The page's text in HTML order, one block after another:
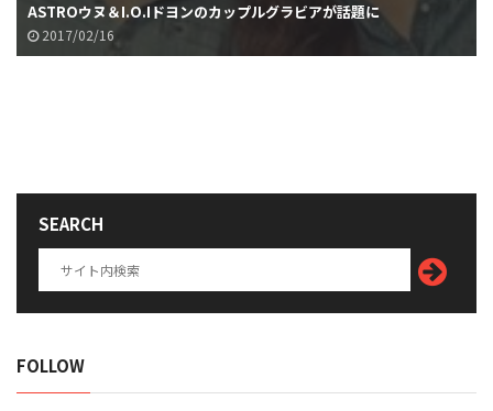
ASTROウヌ＆I.O.Iドヨンのカップルグラビアが話題に
2017/02/16
SEARCH
FOLLOW